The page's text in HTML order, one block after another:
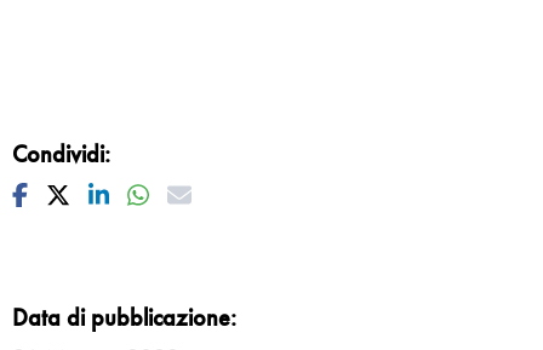
Condividi:
Facebook
TwitterLinkedinWhatsapp
Mail
Data di pubblicazione: